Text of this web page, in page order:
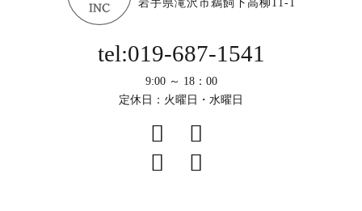
岩手県滝沢市鵜飼下高柳11-1
tel:019-687-1541
9:00 ～ 18：00
定休日：火曜日・水曜日